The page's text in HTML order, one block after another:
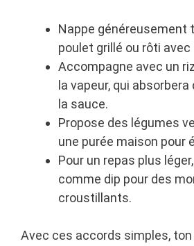
Nappe généreusement
poulet grillé ou rôti avec
Accompagne avec un
la vapeur, qui
la sauce.
Propose des légumes
une purée maison pour
Pour un repas plus
comme dip pour des
croustillants.
Avec ces accords simples, ton